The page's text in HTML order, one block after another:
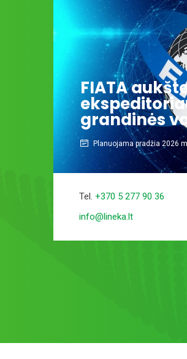
FIATA
grandinės
Planuojama pradžia 2026
Tel. +370 5 277 90 36
info@lineka.lt